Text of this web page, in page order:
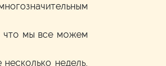
что мы все можем
недель,